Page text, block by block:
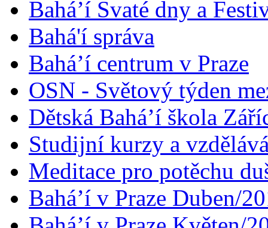
Bahá’í Svaté dny a
Bahá'í správa
Bahá’í centrum v Praze
OSN - Světový týden
Dětská Bahá’í škola
Studijní kurzy a
Meditace pro potěchu
Bahá’í v Praze Duben/